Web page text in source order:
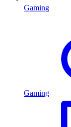
Gaming
Gaming